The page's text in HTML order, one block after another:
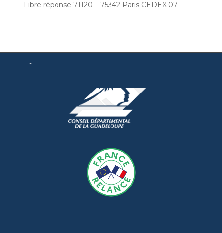
Libre réponse 71120 – 75342 Paris CEDEX 07
-